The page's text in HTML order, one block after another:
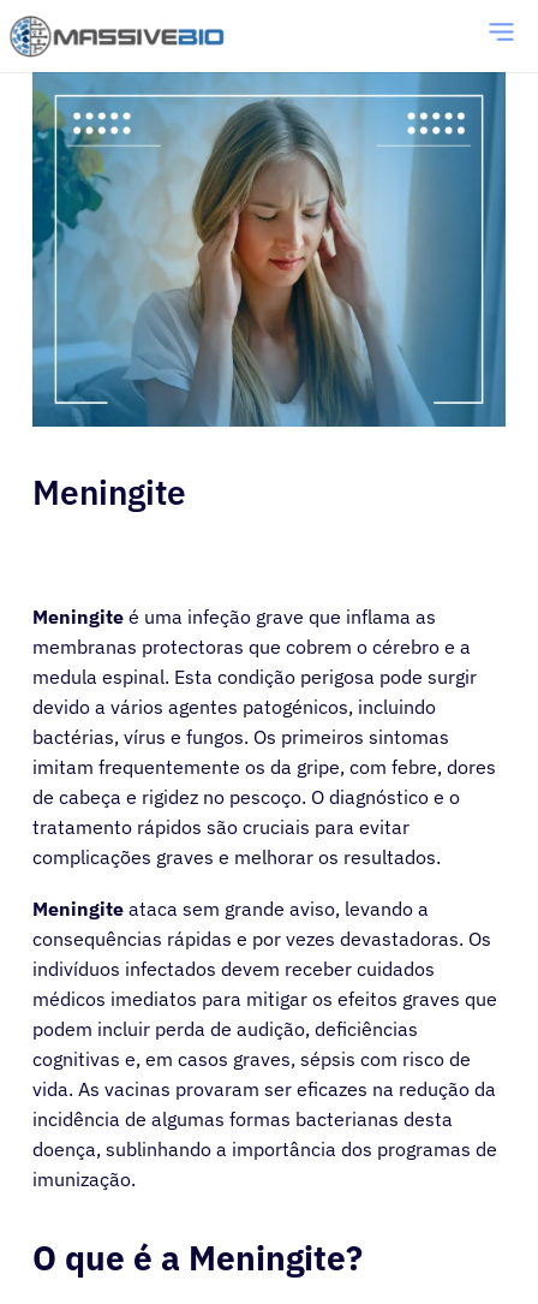
Meningite
Meningite é uma infeção grave que inflama as
membranas protectoras que cobrem o cérebro e a
medula espinal. Esta condição perigosa pode surgir
devido a vários agentes patogénicos, incluindo
bactérias, vírus e fungos. Os primeiros sintomas
imitam frequentemente os da gripe, com febre, dores
de cabeça e rigidez no pescoço. O diagnóstico e o
tratamento rápidos são cruciais para evitar
complicações graves e melhorar os resultados.
Meningite ataca sem grande aviso, levando a
consequências rápidas e por vezes devastadoras. Os
indivíduos infectados devem receber cuidados
médicos imediatos para mitigar os efeitos graves que
podem incluir perda de audição, deficiências
cognitivas e, em casos graves, sépsis com risco de
vida. As vacinas provaram ser eficazes na redução da
incidência de algumas formas bacterianas desta
doença, sublinhando a importância dos programas de
imunização.
O que é a Meningite?